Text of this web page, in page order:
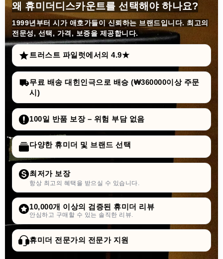
왜 휴미더디스카운트를 선택해야 하나요?
1999년부터 시가 애호가들이 신뢰하는 브랜드입니다. 최고의
전문성, 선택, 가격, 보증을 제공합니다.
트러스트 파일럿에서의 4.9★
무료 배송 대힌인극으로 배승 (₩360000이상 주문
시)
100일 반품 보장 – 위험 부담 없음
다양한 휴미더 및 브랜드 선택
최저가 보장
항상 최고의 혜택을 받으실 수 있습니다.
10,000개 이상의 검증된 휴미더 리뷰
안심하고 구매할 수 있는 솔직한 리뷰.
휴미더 전문가의 전문가 지원